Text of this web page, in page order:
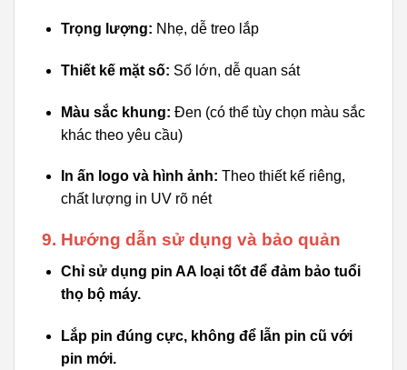
Trọng lượng: Nhẹ, dễ treo lắp
Thiết kế mặt số: Số lớn, dễ quan sát
Màu sắc khung: Đen (có thể tùy chọn màu sắc
khác theo yêu cầu)
In ấn logo và hình ảnh: Theo thiết kế riêng,
chất lượng in UV rõ nét
9. Hướng dẫn sử dụng và bảo quản
Chỉ sử dụng pin AA loại tốt để đảm bảo tuổi
thọ bộ máy.
Lắp pin đúng cực, không để lẫn pin cũ với
pin mới.